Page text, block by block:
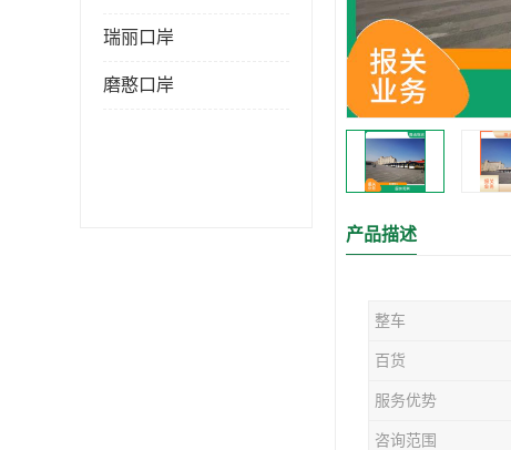
瑞丽口岸
磨憨口岸
产品描述
整车
百货
服务优势
咨询范围